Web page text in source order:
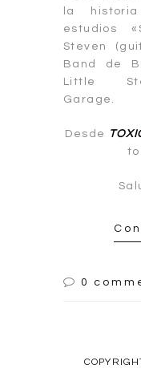
la
estudios
Steven
Band de
Little
Garage.
Desde
0